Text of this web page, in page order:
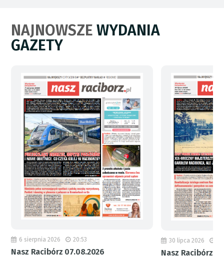
NAJNOWSZEWYDANIA
GAZETY
6 sierpnia 2026 20:53
Nasz Racibórz 07.08.2026
30 lipca 2026
Nasz Racibórz